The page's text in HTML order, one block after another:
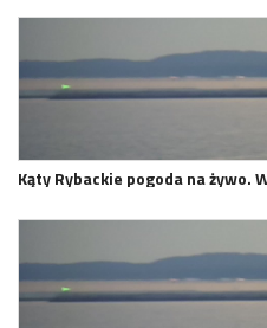
Kąty Rybackie pogoda na żywo.